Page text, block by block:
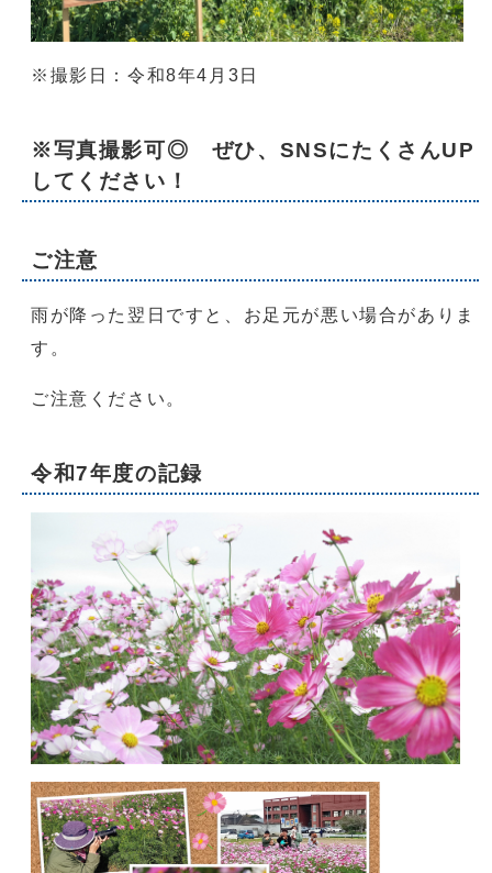
※撮影日：令和8年4月3日
※写真撮影可◎ ぜひ、SNSにたくさんUP
してください！
ご注意
雨が降った翌日ですと、お足元が悪い場合がありま
す。
ご注意ください。
令和7年度の記録